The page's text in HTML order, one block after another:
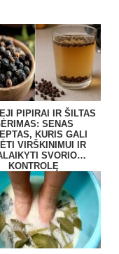
PIPIRAI IR ŠILTAS
SENAS
KURIS GALI
VIRŠKINIMUI IR
SVORIO
KONTROLĘ